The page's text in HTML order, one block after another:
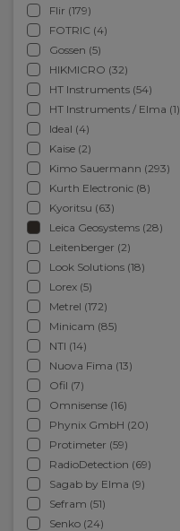
Flir (179)
FOTRIC (4)
Gossen (5)
HIKMICRO (32)
HT Instruments (54)
HT Instruments / Elma (1)
Ideal (4)
Kaise (2)
Kimo Sauermann (293)
Kurth Electronic (8)
Kyoritsu (63)
Leica Geosystems (28)
Leitenberger (2)
Look Solutions (18)
Lorex (5)
Metrel (172)
Minicam (85)
NTI (14)
Nuova Fima (13)
Ofil (7)
Omnisense (16)
Phynix GmbH (20)
Protimeter (59)
RadioDetection (69)
Sagab by Elma (9)
Sefram (51)
Senko (24)